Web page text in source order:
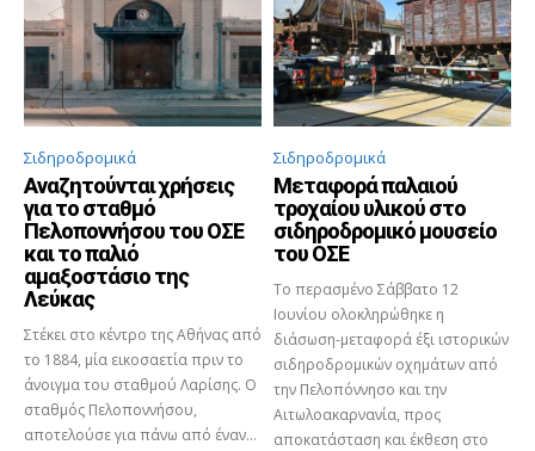
Σιδηροδρομικά
Αναζητούνται χρήσεις
για το σταθμό
Πελοποννήσου του ΟΣΕ
και το παλιό
αμαξοστάσιο της
Λεύκας
Στέκει στο κέντρο της Αθήνας από
το 1884, μία εικοσαετία πριν το
άνοιγμα του σταθμού Λαρίσης. Ο
σταθμός Πελοποννήσου,
αποτελούσε για πάνω από έναν...
Σιδηροδρομικά
Μεταφορά παλαιού
τροχαίου υλικού στο
σιδηροδρομικό μουσείο
του ΟΣΕ
Το περασμένο Σάββατο 12
Ιουνίου ολοκληρώθηκε η
διάσωση-μεταφορά έξι ιστορικών
σιδηροδρομικών οχημάτων από
την Πελοπόννησο και την
Αιτωλοακαρνανία, προς
αποκατάσταση και έκθεση στο